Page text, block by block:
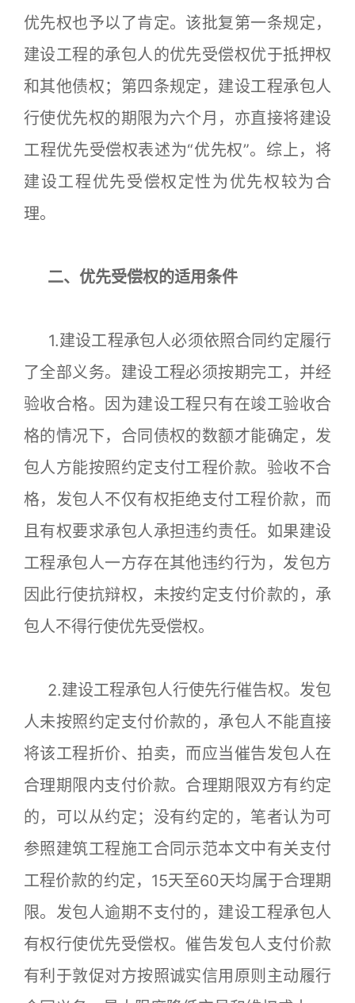
优先权也予以了肯定。该批复第一条规定，
建设工程的承包人的优先受偿权优于抵押权
和其他债权；第四条规定，建设工程承包人
行使优先权的期限为六个月，亦直接将建设
工程优先受偿权表述为“优先权”。综上，将
建设工程优先受偿权定性为优先权较为合
理。
二、优先受偿权的适用条件
1.建设工程承包人必须依照合同约定履行
了全部义务。建设工程必须按期完工，并经
验收合格。因为建设工程只有在竣工验收合
格的情况下，合同债权的数额才能确定，发
包人方能按照约定支付工程价款。验收不合
格，发包人不仅有权拒绝支付工程价款，而
且有权要求承包人承担违约责任。如果建设
工程承包人一方存在其他违约行为，发包方
因此行使抗辩权，未按约定支付价款的，承
包人不得行使优先受偿权。
2.建设工程承包人行使先行催告权。发包
人未按照约定支付价款的，承包人不能直接
将该工程折价、拍卖，而应当催告发包人在
合理期限内支付价款。合理期限双方有约定
的，可以从约定；没有约定的，笔者认为可
参照建筑工程施工合同示范本文中有关支付
工程价款的约定，15天至60天均属于合理期
限。发包人逾期不支付的，建设工程承包人
有权行使优先受偿权。催告发包人支付价款
有利于敦促对方按照诚实信用原则主动履行